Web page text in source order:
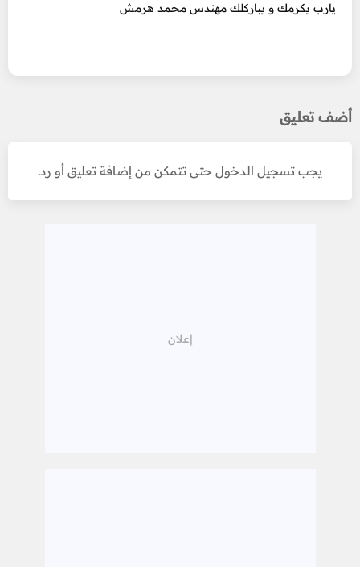
يارب يكرمك و يباركلك مهندس محمد هرمش
أضف تعليق
يجب تسجيل الدخول حتى تتمكن من إضافة تعليق أو رد.